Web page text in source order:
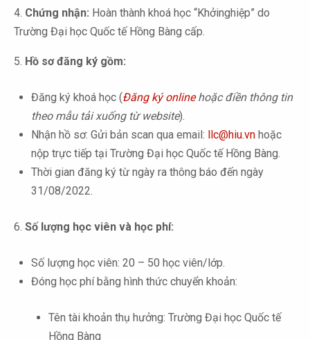
4. Chứng nhận: Hoàn thành khoá học “Khởinghiệp” do
Trường Đại học Quốc tế Hồng Bàng cấp.
5. Hồ sơ đăng ký gồm:
Đăng ký khoá học (Đăng ký onlinehoặc điền thông tin
theo mẫu tải xuống từ website).
Nhận hồ sơ: Gửi bản scan qua email: llc@hiu.vn hoặc
nộp trực tiếp tại Trường Đại học Quốc tế Hồng Bàng.
Thời gian đăng ký từ ngày ra thông báo đến ngày
31/08/2022.
6. Số lượng học viên và học phí:
Số lượng học viên: 20 – 50 học viên/lớp.
Đóng học phí bằng hình thức chuyển khoản:
Tên tài khoản thụ hưởng: Trường Đại học Quốc tế
Hồng Bàng